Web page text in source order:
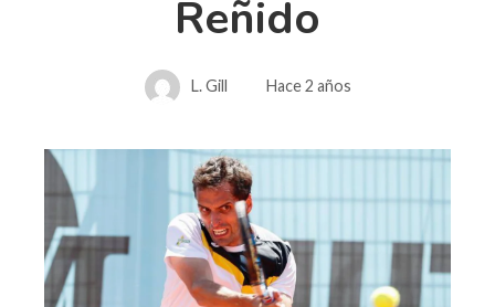
Reñido
L. Gill Hace 2 años